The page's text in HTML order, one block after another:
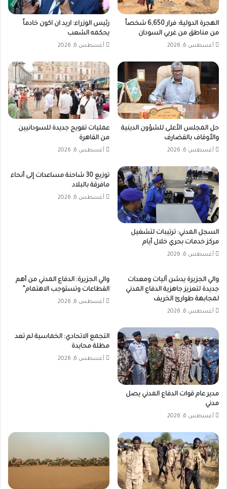
الهجرة الدولية: فرار 6,650 شخصاً
من مناطق من غربي السودان
أغسطس 6, 2026
رئيس الوزراء: اريد ان اكون خادماً
يحكمه الشعب
أغسطس 6, 2026
حل المجلس الأعلى للشؤون الدينية
والأوقاف بالقضارف
أغسطس 6, 2026
عمليات تفويج جديدة للسودانيين
من القاهرة
أغسطس 6, 2026
السجل المدني: ترتيبات لتشغيل
مركز خدمات بحري خلال أيام
أغسطس 6, 2026
توزيع 30 شاحنة مساعدات إلى أنحاء
مافرقة بالبلاد
أغسطس 6, 2026
والي الجزيرة يدشن آليات ومعدات
جديدة لتعزيز جاهزية الدفاع المدني
لمجابهة طوارئ الخريف
أغسطس 6, 2026
والي الجزيرة: الدفاع المدني من أهم
القطاعات وتستوجب الاهتمام”
أغسطس 6, 2026
مدير عام قوات الدفاع المدني يصل
مدني
أغسطس 6, 2026
التجمع الاتحادي: الخماسية لم تعد
مظلة محايدة
أغسطس 6, 2026